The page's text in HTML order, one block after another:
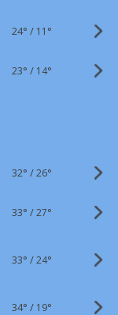
24° / 11°
23° / 14°
32° /26°
33° /27°
33° /24°
34° / 19°